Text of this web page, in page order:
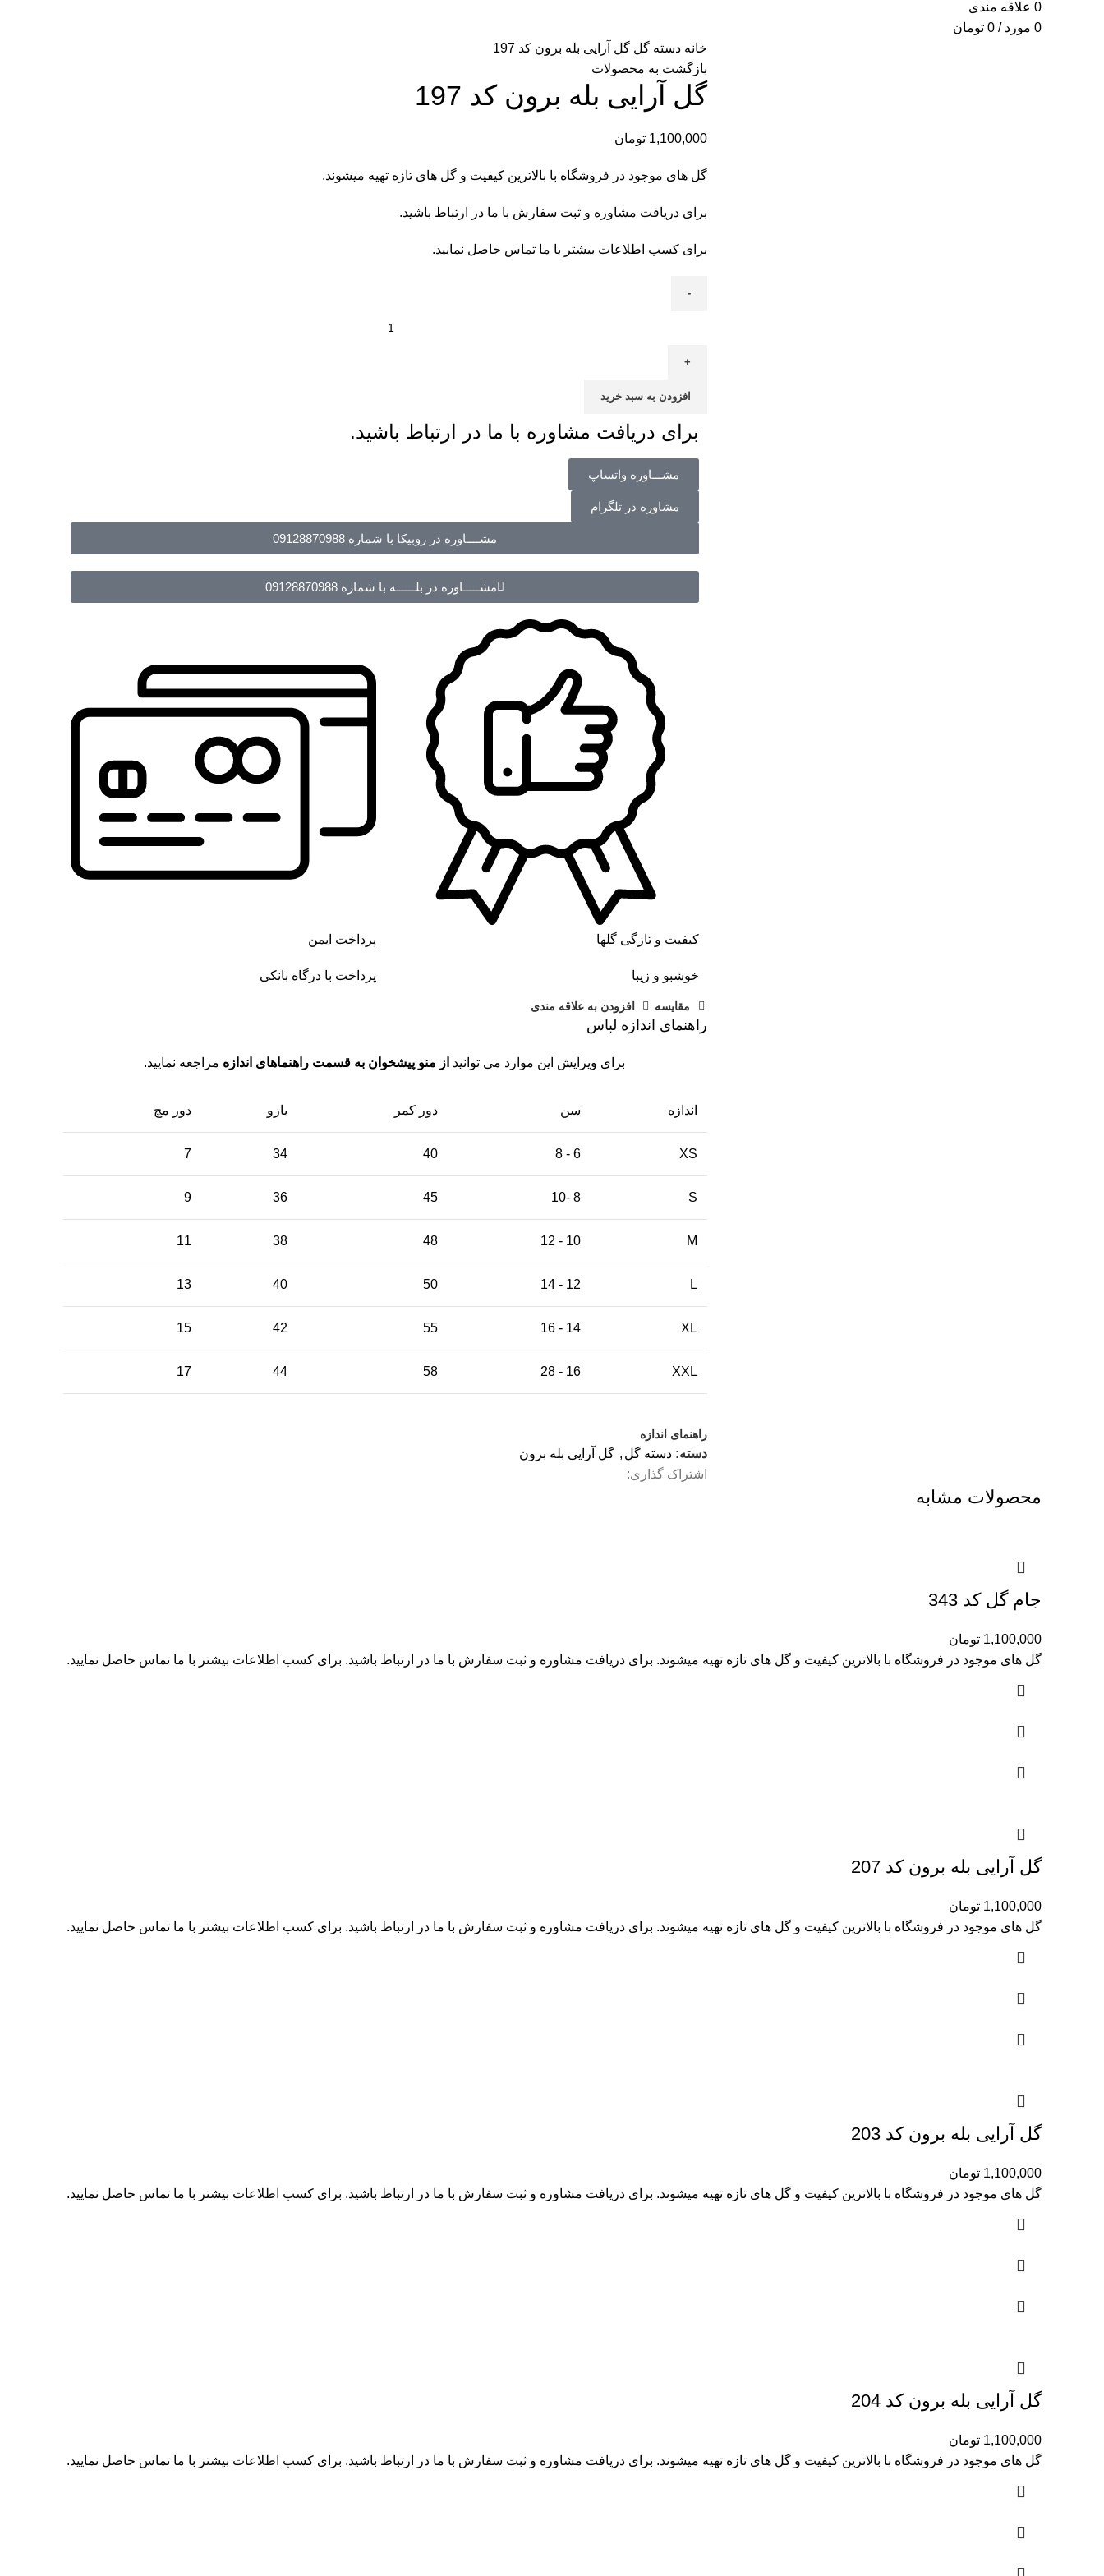
0 علاقه مندی
0 مورد /
0 تومان
خانهدسته گلگل آرایی بله برون کد 197
بازگشت به محصولات
گل آرایی بله برون کد 197
1,100,000 تومان
گل های موجود در فروشگاه با بالاترین کیفیت و گل های تازه تهیه میشوند.
برای دریافت مشاوره و ثبت سفارش با ما در ارتباط باشید.
برای کسب اطلاعات بیشتر با ما تماس حاصل نمایید.
افزودن به سبد خرید
برای دریافت مشاوره با ما در ارتباط باشید.
مشـــاوره واتساپ
مشاوره در تلگرام
مشــــاوره در روبیکا با شماره 09128870988
مشـــــاوره در بلــــــه با شماره 09128870988
کیفیت و تازگی گلها
خوشبو و زیبا
پرداخت ایمن
پرداخت با درگاه بانکی
مقايسه افزودن به علاقه مندی
راهنمای اندازه لباس
برای ویرایش این موارد می توانید از منو پیشخوان به قسمت راهنماهای اندازه مراجعه نمایید.
اندازه سن دور کمر بازو دور مچ
XS
6 - 8
40
34
7
S
8 -10
45
36
9
M
10 - 12
48
38
11
L
12 - 14
50
40
13
XL
14 - 16
55
42
15
XXL
16 - 28
58
44
17
راهنمای اندازه
دسته: دسته گل , گل آرایی بله برون
اشتراک گذاری:
محصولات مشابه
جام گل کد 343
1,100,000 تومان
گل های موجود در فروشگاه با بالاترین کیفیت و گل های تازه تهیه میشوند. برای دریافت مشاوره و ثبت سفارش با ما در ارتباط باشید. برای کسب اطلاعات بیشتر با ما تماس حاصل نمایید.
گل آرایی بله برون کد 207
1,100,000 تومان
گل های موجود در فروشگاه با بالاترین کیفیت و گل های تازه تهیه میشوند. برای دریافت مشاوره و ثبت سفارش با ما در ارتباط باشید. برای کسب اطلاعات بیشتر با ما تماس حاصل نمایید.
گل آرایی بله برون کد 203
1,100,000 تومان
گل های موجود در فروشگاه با بالاترین کیفیت و گل های تازه تهیه میشوند. برای دریافت مشاوره و ثبت سفارش با ما در ارتباط باشید. برای کسب اطلاعات بیشتر با ما تماس حاصل نمایید.
گل آرایی بله برون کد 204
1,100,000 تومان
گل های موجود در فروشگاه با بالاترین کیفیت و گل های تازه تهیه میشوند. برای دریافت مشاوره و ثبت سفارش با ما در ارتباط باشید. برای کسب اطلاعات بیشتر با ما تماس حاصل نمایید.